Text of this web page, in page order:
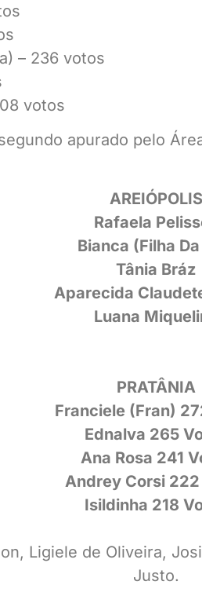
– 236 votos
votos
apurado pelo
AREIÓPOLIS
Rafaela
Bianca (Filha
Tânia Bráz
Aparecida
Luana
PRATÂNIA
Franciele (Fran)
Ednalva 265
Ana Rosa 241
Andrey Corsi
Isildinha 218
Ligiele de Oliveira,
Justo.